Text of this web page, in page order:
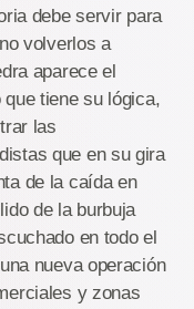
debe servir para
volverlos a
aparece el
tiene su lógica,
las
que en su gira
de la caída en
de la burbuja
en todo el
nueva operación
y zonas